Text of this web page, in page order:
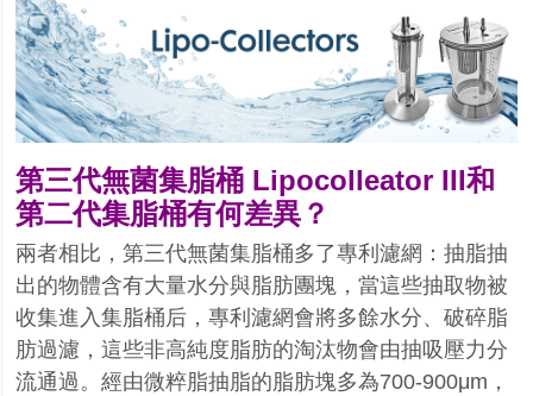
第三代無菌集脂桶 Lipocolleator III和
第二代集脂桶有何差異？
兩者相比，第三代無菌集脂桶多了專利濾網：抽脂抽
出的物體含有大量水分與脂肪團塊，當這些抽取物被
收集進入集脂桶后，專利濾網會將多餘水分、破碎脂
肪過濾，這些非高純度脂肪的淘汰物會由抽吸壓力分
流通過。經由微粹脂抽脂的脂肪塊多為700-900μm，